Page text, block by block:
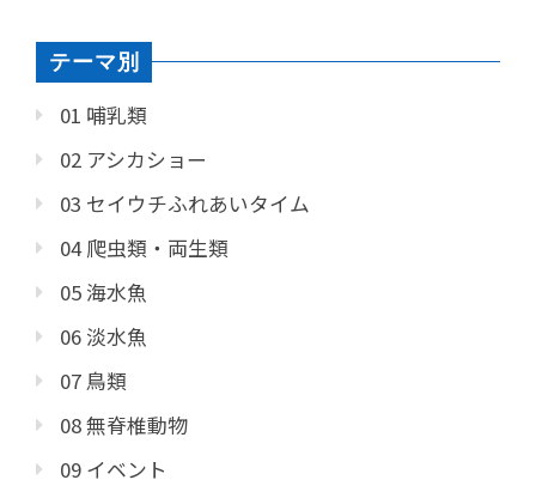
テーマ別
01 哺乳類
02 アシカショー
03 セイウチふれあいタイム
04 爬虫類・両生類
05 海水魚
06 淡水魚
07 鳥類
08 無脊椎動物
09 イベント